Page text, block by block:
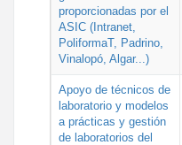
proporcionadas por el
ASIC (Intranet,
PoliformaT, Padrino,
Vinalopó, Algar...)
Apoyo de técnicos de
laboratorio y modelos
a prácticas y gestión
de laboratorios del